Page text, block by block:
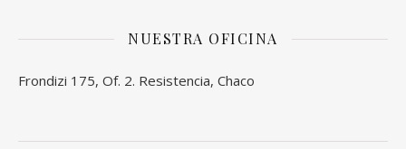
NUESTRA OFICINA
Frondizi 175, Of. 2. Resistencia, Chaco